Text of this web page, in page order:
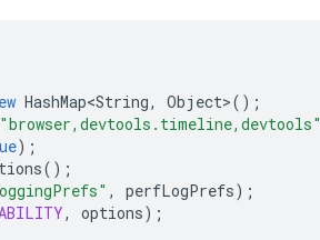
HashMap<String, Object>();
"browser,devtools.timeline,devtools"
);
();
, perfLogPrefs);
, options);